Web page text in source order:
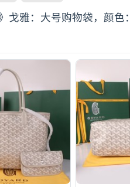
戈雅：‌大号购物袋，颜